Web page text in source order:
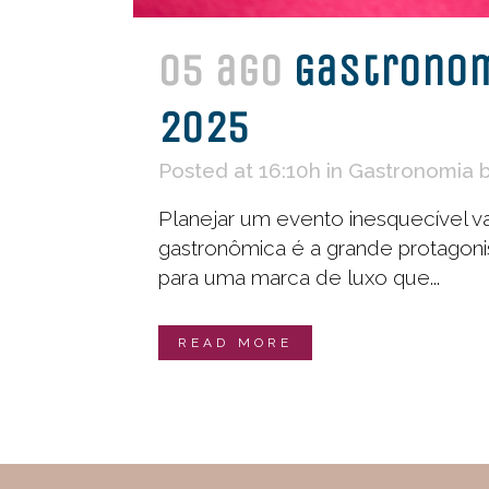
05 ago
2025
Posted at 16:10h in Gastronomia
Planejar um evento inesquecível
gastronômica é a grande
para uma marca de luxo que...
READ MORE